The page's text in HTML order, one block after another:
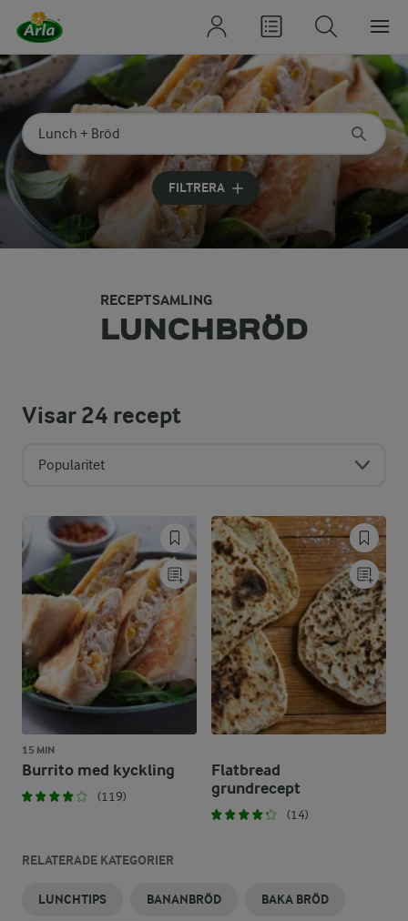
Sök på kategori eller ingrediens
Skriv in sökord för att få förslag
FILTRERA
RECEPTSAMLING
LUNCHBRÖD
Visar24 recept
Popularitet
15 MIN
Burrito med kyckling
(119)
Flatbread
grundrecept
(14)
RELATERADE KATEGORIER
LUNCHTIPS BANANBRÖD BAKA BRÖD